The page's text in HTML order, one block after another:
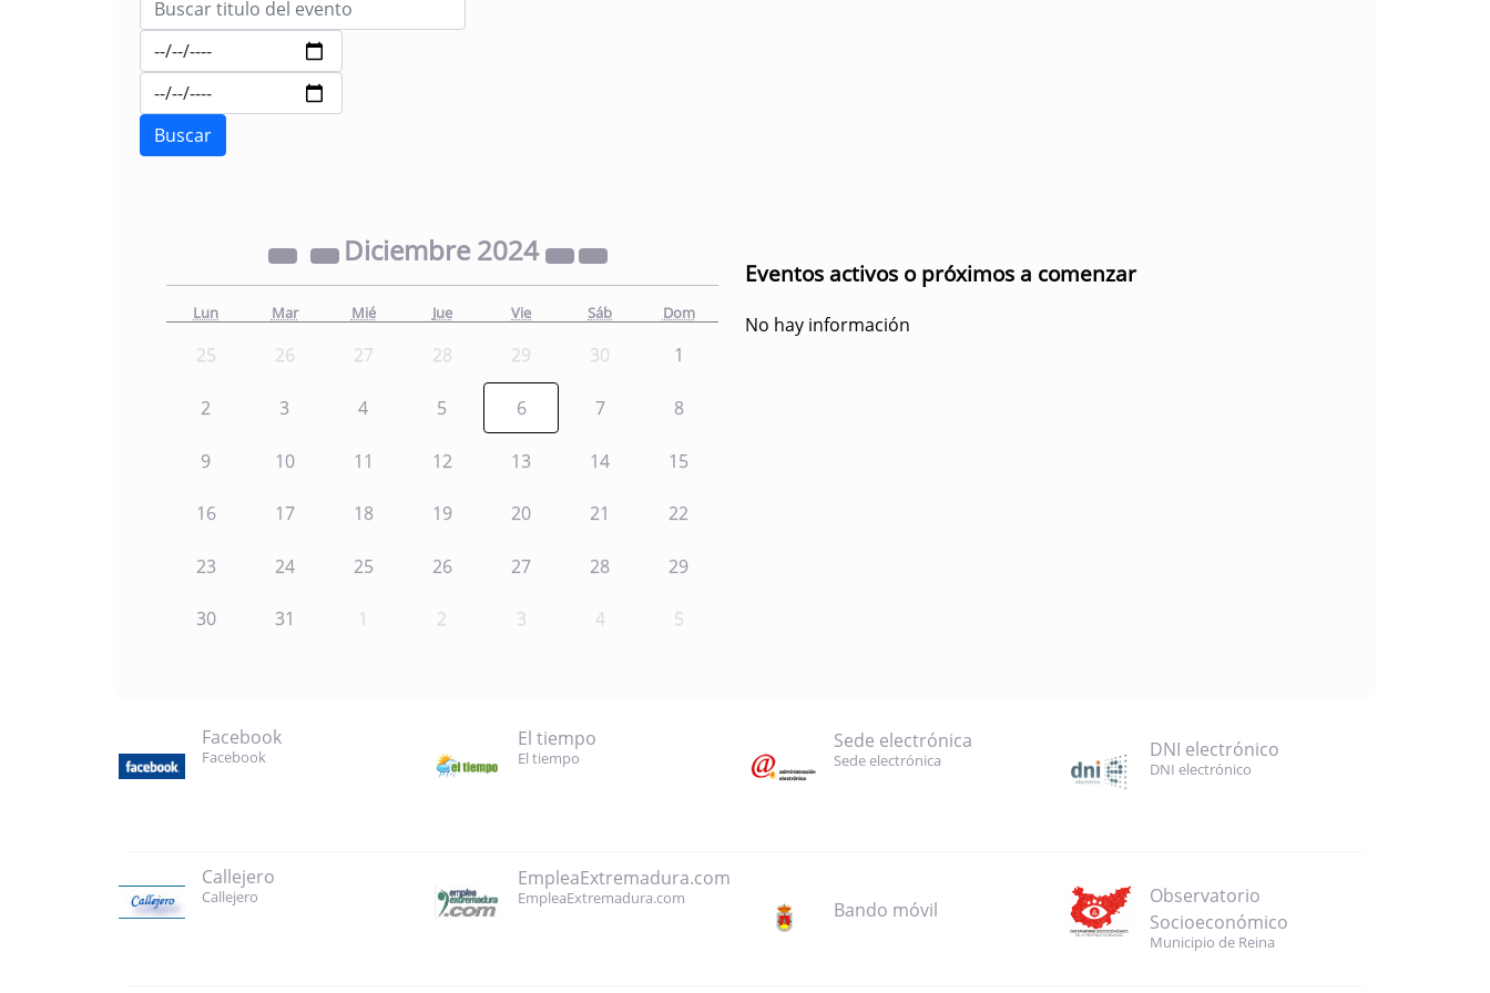
Diciembre 2024
Lun Mar Mié Jue Vie Sáb Dom
25 26 27 28 29 30 1
2 3 4 5 6 7 8
9 10 11 12 13 14 15
16 17 18 19 20 21 22
23 24 25 26 27 28 29
30 31 1 2 3 4 5
Eventos activos o próximos a comenzar
No hay información
Facebook
Facebook
El tiempo
El tiempo
Sede electrónica
Sede electrónica DNI electrónico
DNI electrónico
Callejero
Callejero
EmpleaExtremadura.com
EmpleaExtremadura.com
Bando móvil
Observatorio
Socioeconómico
Municipio de Reina